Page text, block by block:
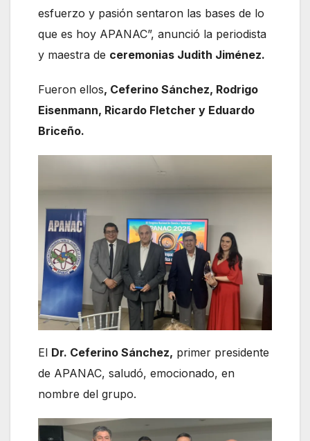
esfuerzo y pasión sentaron las bases de lo
que es hoy APANAC”, anunció la periodista
y maestra de ceremonias Judith Jiménez.
Fueron ellos, Ceferino Sánchez, Rodrigo
Eisenmann, Ricardo Fletcher y Eduardo
Briceño.
El Dr. Ceferino Sánchez, primer presidente
de APANAC, saludó, emocionado, en
nombre del grupo.